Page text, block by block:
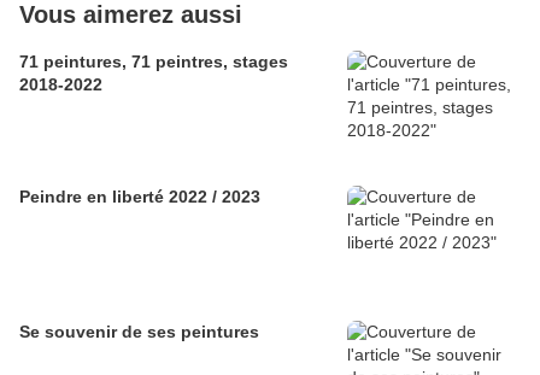
Vous aimerez aussi
71 peintures, 71 peintres, stages
2018-2022
Peindre en liberté 2022 / 2023
Se souvenir de ses peintures